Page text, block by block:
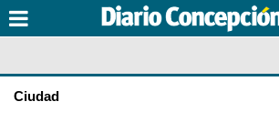
Ciudad